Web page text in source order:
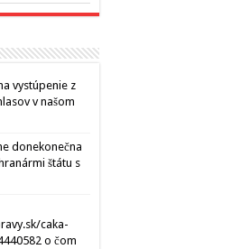
vystúpenie z
v našom
donekonečna
štátu s
caka-
o čom